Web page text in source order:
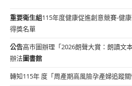
重要衛生組115年度健康促進創意競賽-健
得獎名單
公告高市圖辦理「2026朗聲大賞：朗讀文
辦法圖書館
轉知115年 度「周產期高風險孕產婦追蹤關